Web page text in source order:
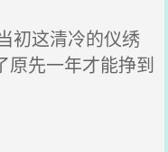
初这清冷的仪绣
原先一年才能挣到